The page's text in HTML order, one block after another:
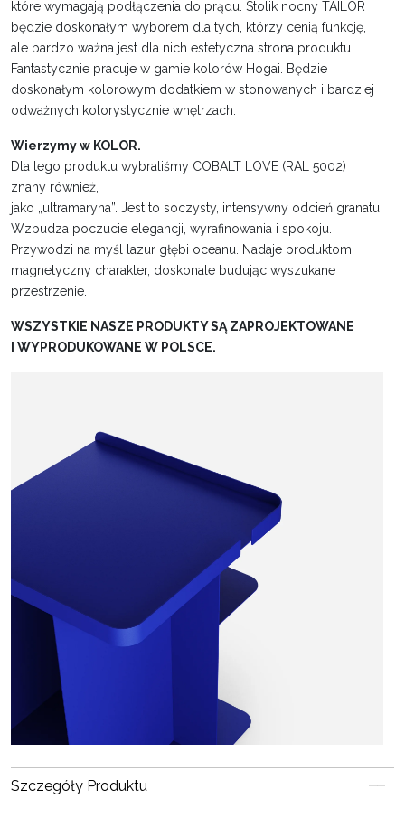
które wymagają podłączenia do prądu. Stolik nocny TAILOR
będzie doskonałym wyborem dla tych, którzy cenią funkcję,
ale bardzo ważna jest dla nich estetyczna strona produktu.
Fantastycznie pracuje w gamie kolorów Hogai. Będzie
doskonałym kolorowym dodatkiem w stonowanych i bardziej
odważnych kolorystycznie wnętrzach.
Wierzymy w KOLOR.
Dla tego produktu wybraliśmy COBALT LOVE (RAL 5002)
znany również,
jako „ultramaryna”. Jest to soczysty, intensywny odcień granatu.
Wzbudza poczucie elegancji, wyrafinowania i spokoju.
Przywodzi na myśl lazur głębi oceanu. Nadaje produktom
magnetyczny charakter, doskonale budując wyszukane
przestrzenie.
WSZYSTKIE NASZE PRODUKTY SĄ ZAPROJEKTOWANE
I WYPRODUKOWANE W POLSCE.
Szczegóły Produktu